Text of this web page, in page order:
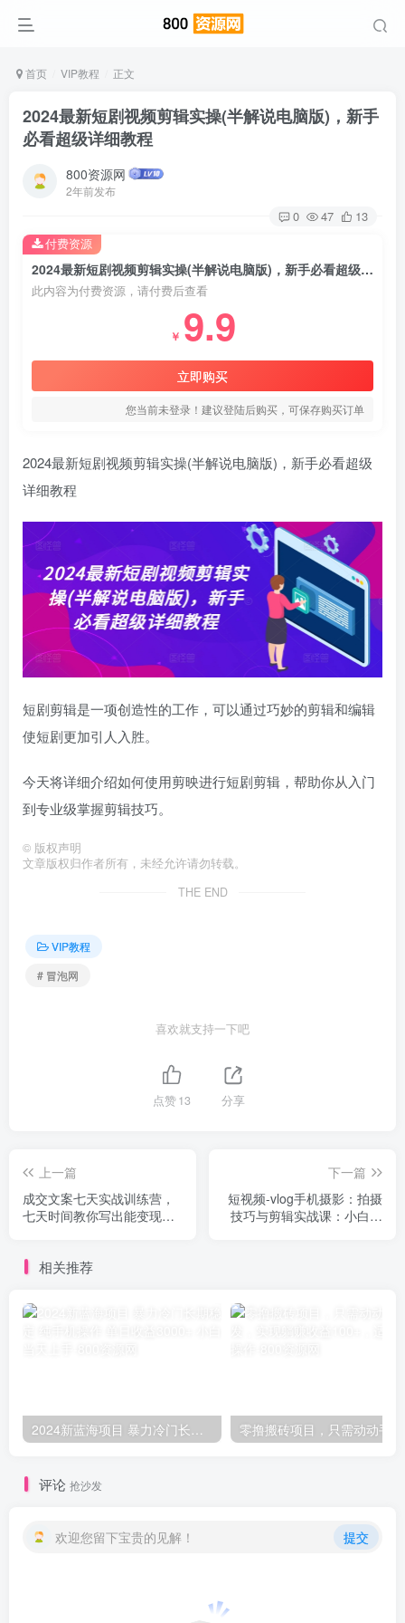
首页 VIP教程 正文
2024最新短剧视频剪辑实操(半解说电脑版)，新手
必看超级详细教程
800资源网
2年前发布
0 47 13
2024最新短剧视频剪辑实操(半解说电脑版)，新手必看超级详细教程
此内容为付费资源，请付费后查看
￥ 9.9
立即购买
您当前未登录！建议登陆后购买，可保存购买订单
付费资源
2024最新短剧视频剪辑实操(半解说电脑版)，新手必看超级
详细教程
短剧剪辑是一项创造性的工作，可以通过巧妙的剪辑和编辑
使短剧更加引人入胜。
今天将详细介绍如何使用剪映进行短剧剪辑，帮助你从入门
到专业级掌握剪辑技巧。
© 版权声明
文章版权归作者所有，未经允许请勿转载。
THE END
VIP教程
# 冒泡网
喜欢就支持一下吧
点赞13 分享
上一篇
成交文案七天实战训练营，
七天时间教你写出能变现的
下一篇
短视频-vlog手机摄影：拍摄
技巧与剪辑实战课：小白变
相关推荐
2024新蓝海项目 暴力冷门长期稳定 纯手机操作 单日收益3000+ 小白当天上手
评论 抢沙发
欢迎您留下宝贵的见解！ 提交